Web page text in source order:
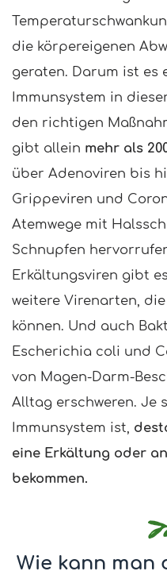
die körpereigenen
geraten. Darum ist es
Immunsystem in
den richtigen
gibt allein mehr als
über Adenoviren bis
Grippeviren und
Atemwege mit
Schnupfen
Erkältungsviren gibt
weitere Virenarten,
können. Und auch
Escherichia coli und
von Magen-Darm-
Alltag erschweren. Je
Immunsystem ist,
eine Erkältung oder
bekommen.
Wie kann man